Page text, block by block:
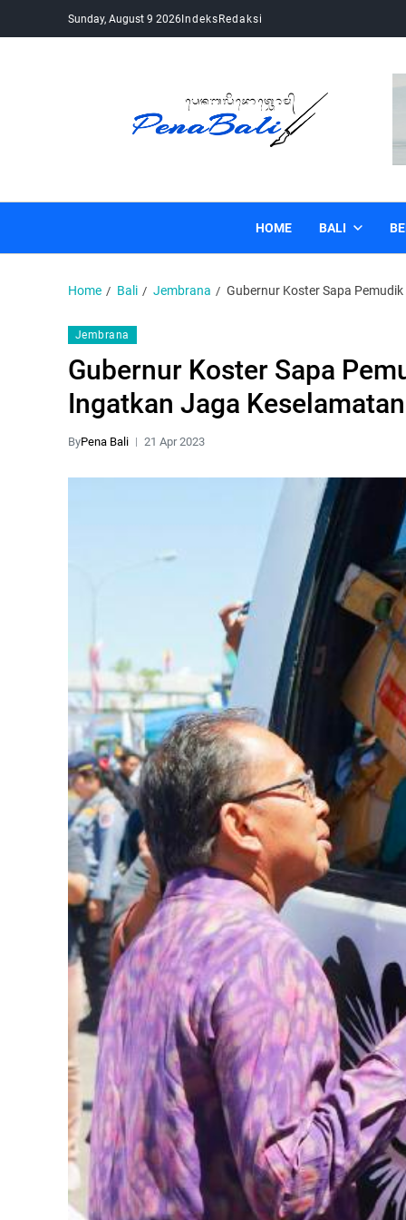
Sunday, August 9 2026IndeksRedaksi
HOME BALI
Home Bali Jembrana Gubernur Koster Sapa
Jembrana
Gubernur Koster Sapa
Ingatkan Jaga Keselamatan
ByPena Bali 21 Apr 2023